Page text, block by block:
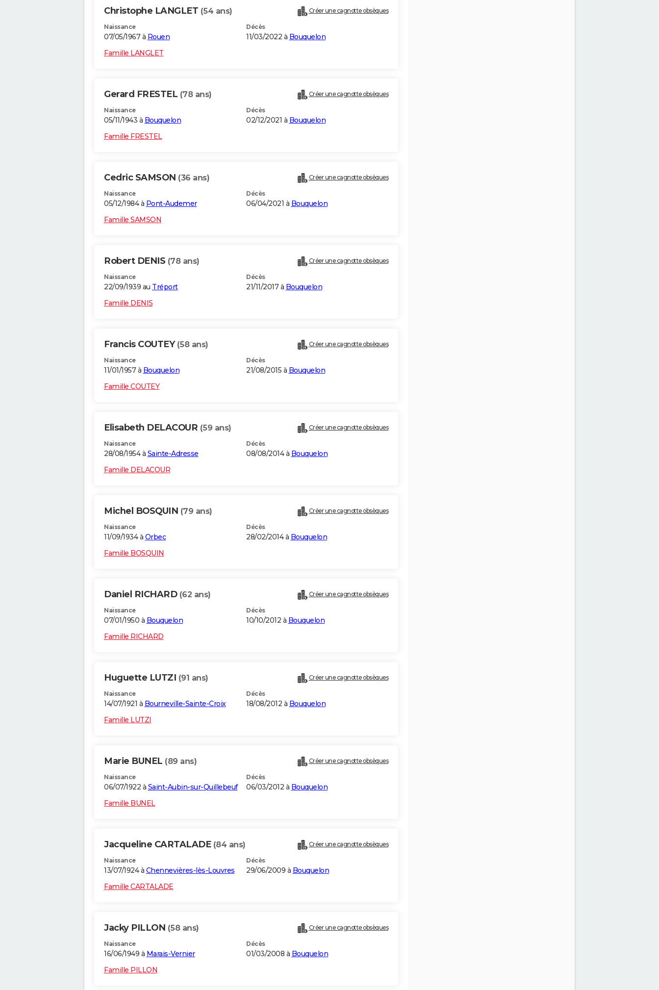
Christophe LANGLET (54 ans) Créer une cagnotte obsèques
Naissance
07/05/1967 à Rouen
Décès
11/03/2022 à Bouquelon
Famille LANGLET
Gerard FRESTEL (78 ans) Créer une cagnotte obsèques
Naissance
05/11/1943 à Bouquelon
Décès
02/12/2021 à Bouquelon
Famille FRESTEL
Cedric SAMSON (36 ans) Créer une cagnotte obsèques
Naissance
05/12/1984 à Pont-Audemer
Décès
06/04/2021 à Bouquelon
Famille SAMSON
Robert DENIS (78 ans) Créer une cagnotte obsèques
Naissance
22/09/1939 au Tréport
Décès
21/11/2017 à Bouquelon
Famille DENIS
Francis COUTEY (58 ans) Créer une cagnotte obsèques
Naissance
11/01/1957 à Bouquelon
Décès
21/08/2015 à Bouquelon
Famille COUTEY
Elisabeth DELACOUR (59 ans) Créer une cagnotte obsèques
Naissance
28/08/1954 à Sainte-Adresse
Décès
08/08/2014 à Bouquelon
Famille DELACOUR
Michel BOSQUIN (79 ans) Créer une cagnotte obsèques
Naissance
11/09/1934 à Orbec
Décès
28/02/2014 à Bouquelon
Famille BOSQUIN
Daniel RICHARD (62 ans) Créer une cagnotte obsèques
Naissance
07/01/1950 à Bouquelon
Décès
10/10/2012 à Bouquelon
Famille RICHARD
Huguette LUTZI (91 ans) Créer une cagnotte obsèques
Naissance
14/07/1921 à Bourneville-Sainte-Croix
Décès
18/08/2012 à Bouquelon
Famille LUTZI
Marie BUNEL (89 ans) Créer une cagnotte obsèques
Naissance
06/07/1922 à Saint-Aubin-sur-Quillebeuf
Décès
06/03/2012 à Bouquelon
Famille BUNEL
Jacqueline CARTALADE (84 ans) Créer une cagnotte obsèques
Naissance
13/07/1924 à Chennevières-lès-Louvres
Décès
29/06/2009 à Bouquelon
Famille CARTALADE
Jacky PILLON (58 ans) Créer une cagnotte obsèques
Naissance
16/06/1949 à Marais-Vernier
Décès
01/03/2008 à Bouquelon
Famille PILLON